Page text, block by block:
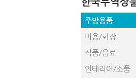
주방용품
미용/화장
식품/음료
인테리어/소품